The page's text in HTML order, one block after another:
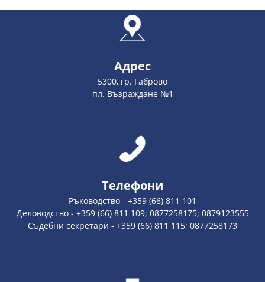
Адрес
5300, гр. Габрово
пл. Възраждане №1
Телефони
Ръководство - +359 (66) 811 101
Деловодство - +359 (66) 811 109; 0877258175; 0879123555
Съдебни секретари - +359 (66) 811 115; 0877258173